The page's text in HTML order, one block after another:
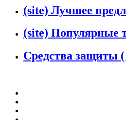
(site) Лучшее
(site) Популярные
Средства защиты